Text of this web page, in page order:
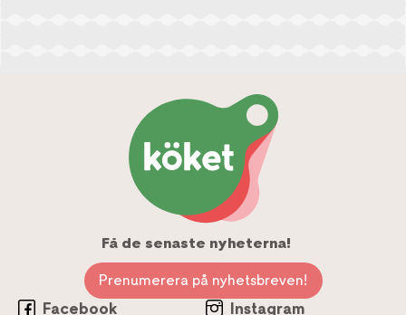
Få de senaste nyheterna!
Prenumerera på nyhetsbreven!
Facebook
Instagram